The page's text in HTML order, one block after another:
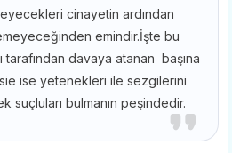
cinayetin ardından
emindir.İşte bu
tarafından davaya atanan başına
ise yetenekleri ile sezgilerini
suçluları bulmanın peşindedir.